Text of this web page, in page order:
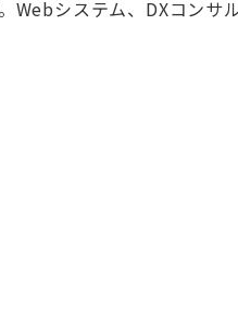
Webシステム、DXコンサ